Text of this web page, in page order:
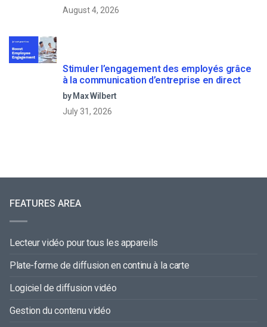
August 4, 2026
Stimuler l’engagement des employés grâce
à la communication d’entreprise en direct
by Max Wilbert
July 31, 2026
FEATURES AREA
Lecteur vidéo pour tous les appareils
Plate-forme de diffusion en continu à la carte
Logiciel de diffusion vidéo
Gestion du contenu vidéo